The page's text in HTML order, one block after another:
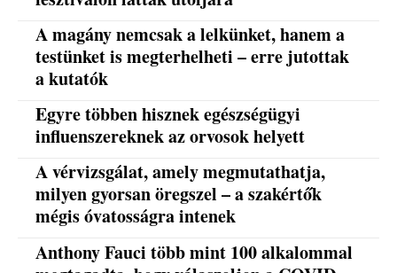
A magány nemcsak a lelkünket, hanem a
testünket is megterhelheti – erre jutottak
a kutatók
Egyre többen hisznek egészségügyi
influenszereknek az orvosok helyett
A vérvizsgálat, amely megmutathatja,
milyen gyorsan öregszel – a szakértők
mégis óvatosságra intenek
Anthony Fauci több mint 100 alkalommal